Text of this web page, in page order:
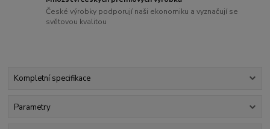
České výrobky podporují naši ekonomiku a vyznačují se
světovou kvalitou
Kompletní specifikace
Parametry